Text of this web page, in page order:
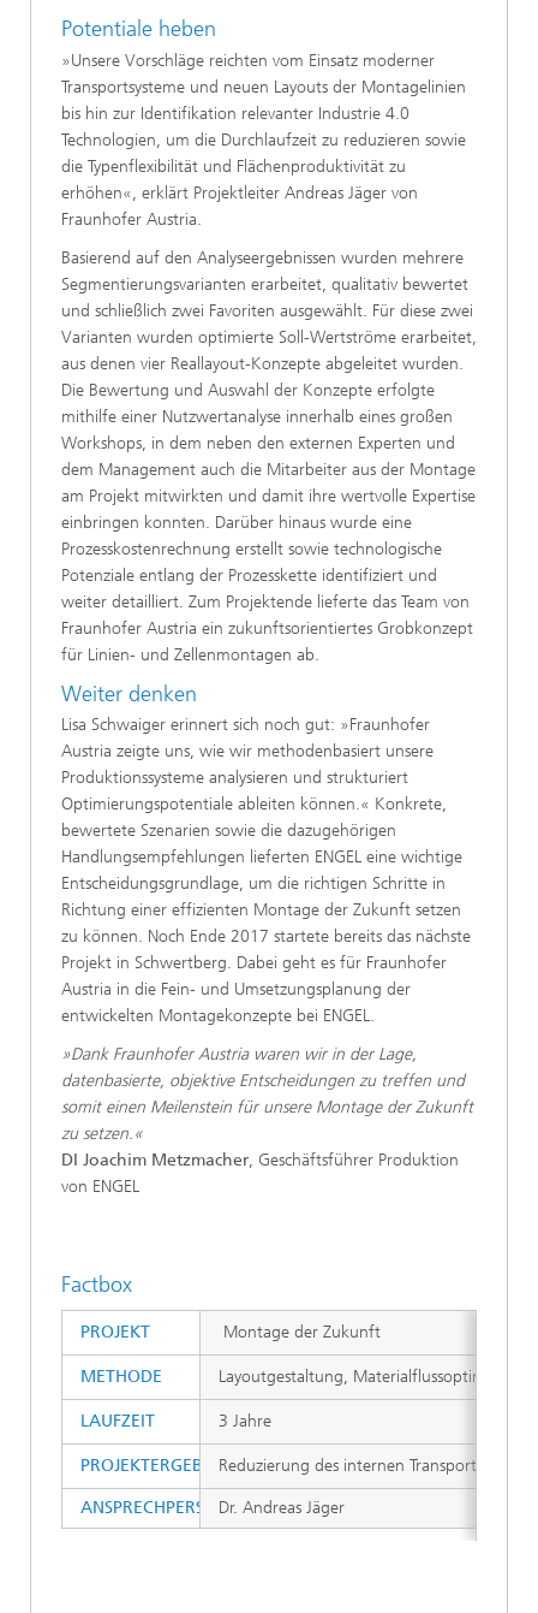
Potentiale heben
»Unsere Vorschläge reichten vom Einsatz moderner
Transportsysteme und neuen Layouts der Montagelinien
bis hin zur Identifikation relevanter Industrie 4.0
Technologien, um die Durchlaufzeit zu reduzieren sowie
die Typenflexibilität und Flächenproduktivität zu
erhöhen«, erklärt Projektleiter Andreas Jäger von
Fraunhofer Austria.
Basierend auf den Analyseergebnissen wurden mehrere
Segmentierungsvarianten erarbeitet, qualitativ bewertet
und schließlich zwei Favoriten ausgewählt. Für diese zwei
Varianten wurden optimierte Soll-Wertströme erarbeitet,
aus denen vier Reallayout-Konzepte abgeleitet wurden.
Die Bewertung und Auswahl der Konzepte erfolgte
mithilfe einer Nutzwertanalyse innerhalb eines großen
Workshops, in dem neben den externen Experten und
dem Management auch die Mitarbeiter aus der Montage
am Projekt mitwirkten und damit ihre wertvolle Expertise
einbringen konnten. Darüber hinaus wurde eine
Prozesskostenrechnung erstellt sowie technologische
Potenziale entlang der Prozesskette identifiziert und
weiter detailliert. Zum Projektende lieferte das Team von
Fraunhofer Austria ein zukunftsorientiertes Grobkonzept
für Linien- und Zellenmontagen ab.
Weiter denken
Lisa Schwaiger erinnert sich noch gut: »Fraunhofer
Austria zeigte uns, wie wir methodenbasiert unsere
Produktionssysteme analysieren und strukturiert
Optimierungspotentiale ableiten können.« Konkrete,
bewertete Szenarien sowie die dazugehörigen
Handlungsempfehlungen lieferten ENGEL eine wichtige
Entscheidungsgrundlage, um die richtigen Schritte in
Richtung einer effizienten Montage der Zukunft setzen
zu können. Noch Ende 2017 startete bereits das nächste
Projekt in Schwertberg. Dabei geht es für Fraunhofer
Austria in die Fein- und Umsetzungsplanung der
entwickelten Montagekonzepte bei ENGEL.
»Dank Fraunhofer Austria waren wir in der Lage,
datenbasierte, objektive Entscheidungen zu treffen und
somit einen Meilenstein für unsere Montage der Zukunft
zu setzen.«
DI Joachim Metzmacher, Geschäftsführer Produktion
von ENGEL
Factbox
Montage der Zukunft
Layoutgestaltung,
3 Jahre
Reduzierung des internen
Dr. Andreas Jäger
PROJEKT
METHODE
LAUFZEIT
PROJEKTERGEBNISSE
ANSPRECHPERSONEN